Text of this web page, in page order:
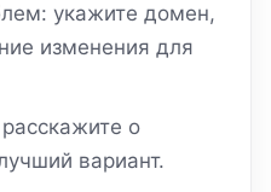
укажите домен,
изменения для
о
вариант.